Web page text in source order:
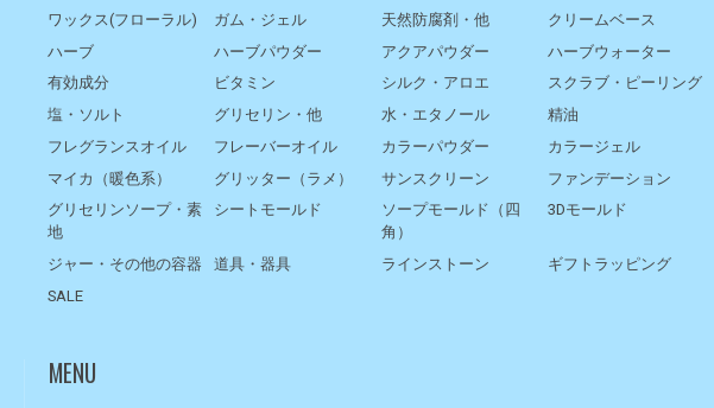
ワックス(フローラル)
ガム・ジェル 天然防腐剤・他 クリームベース
ハーブ
ハーブパウダー アクアパウダー ハーブウォーター
有効成分
ビタミン シルク・アロエ スクラブ・ピーリング
塩・ソルト
グリセリン・他 水・エタノール 精油
フレグランスオイル
フレーバーオイル カラーパウダー カラージェル
マイカ（暖色系）
グリッター（ラメ） サンスクリーン ファンデーション
グリセリンソープ・素
地
シートモールド
ソープモールド（四
角）
3Dモールド
ジャー・その他の容器 道具・器具 ラインストーン ギフトラッピング
SALE
MENU